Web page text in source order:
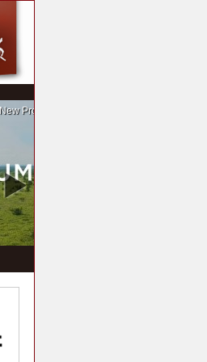
New Project！ 未来SUMIKA実験箱